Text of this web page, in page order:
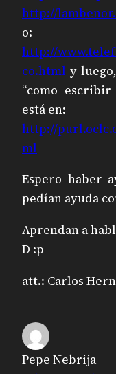
http://
o:
http://
co.html y
“como
está en:
http://
ml
Espero haber
pedían ayuda
Aprendan a
D :p
att.: Carlos
Pepe Nebrija